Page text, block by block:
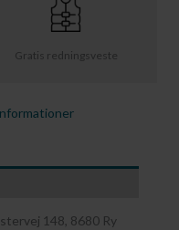
Gratis redningsveste
148, 8680 Ry